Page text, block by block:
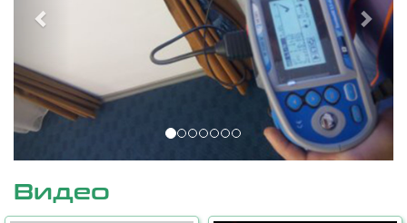
Видео